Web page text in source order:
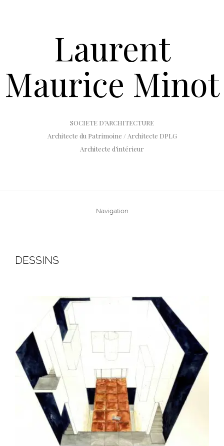
Laurent
Maurice Minot
SOCIETE D’ARCHITECTURE
Architecte du Patrimoine / Architecte DPLG
Architecte d’intérieur
DESSINS